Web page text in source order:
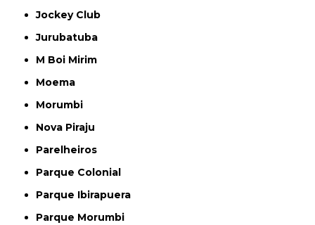
Jockey Club
Jurubatuba
M Boi Mirim
Moema
Morumbi
Nova Piraju
Parelheiros
Parque Colonial
Parque Ibirapuera
Parque Morumbi